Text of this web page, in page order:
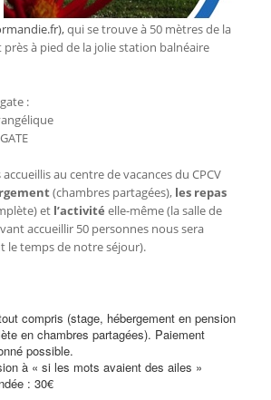
qui se trouve à 50 mètres de la
à pied de la jolie station balnéaire
:
au centre de vacances du CPCV
(chambres partagées), les repas
et l’activité elle-même (la salle de
accueillir 50 personnes nous sera
le temps de notre séjour).
compris (stage, hébergement en pension
en chambres partagées). Paiement
possible.
à « si les mots avaient des ailes »
: 30€